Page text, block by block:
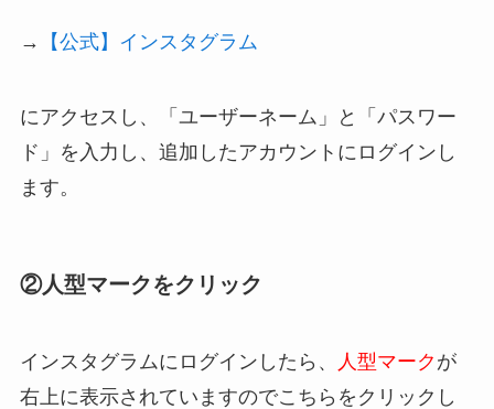
→ 【公式】インスタグラム
にアクセスし、「ユーザーネーム」と「パスワー
ド」を入力し、追加したアカウントにログインし
ます。
②人型マークをクリック
インスタグラムにログインしたら、 人型マーク が
右上に表示されていますのでこちらをクリックし